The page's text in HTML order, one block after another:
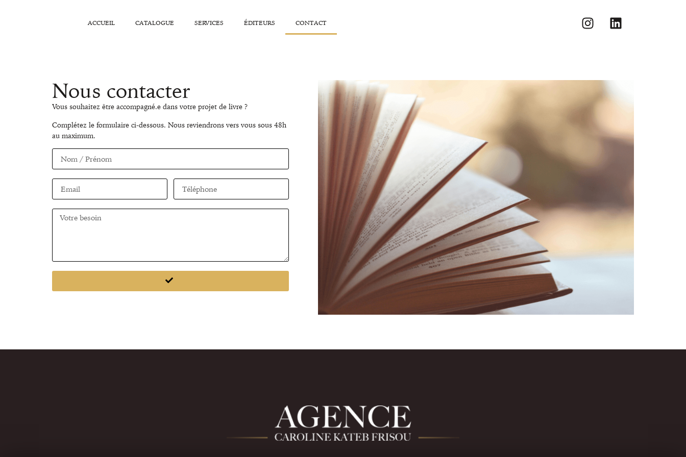
ACCUEIL CATALOGUE SERVICES ÉDITEURS CONTACT
Nous contacter
Vous souhaitez être accompagné.e dans votre projet de livre ?
Complétez le formulaire ci-dessous. Nous reviendrons vers vous sous 48h
au maximum.